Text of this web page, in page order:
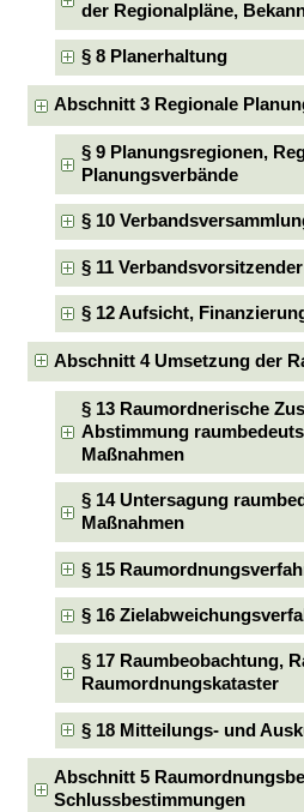
der Regionalpläne,
§ 8 Planerhaltung
Abschnitt 3 Regionale
§ 9 Planungsregionen,
Planungsverbände
§ 10
§ 11 Verbandsvorsitzender
§ 12 Aufsicht,
Abschnitt 4 Umsetzung der
§ 13 Raumordnerische
Abstimmung
Maßnahmen
§ 14 Untersagung
Maßnahmen
§ 15
§ 16
§ 17 Raumbeobachtung,
Raumordnungskataster
§ 18 Mitteilungs- und
Abschnitt 5
Schlussbestimmungen